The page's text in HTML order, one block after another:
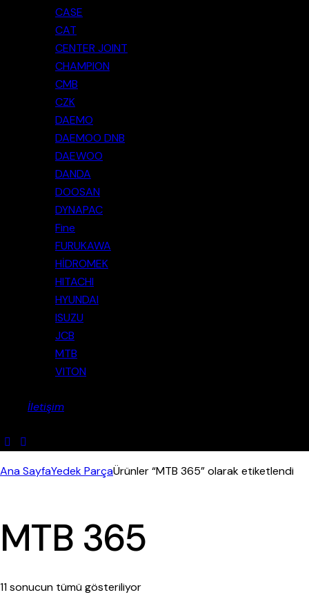
CASE
CAT
CENTER JOINT
CHAMPION
CMB
CZK
DAEMO
DAEMOO DNB
DAEWOO
DANDA
DOOSAN
DYNAPAC
Fine
FURUKAWA
HİDROMEK
HITACHI
HYUNDAI
ISUZU
JCB
MTB
VITON
İletişim
Ana SayfaYedek ParçaÜrünler “MTB 365” olarak etiketlendi
MTB 365
11 sonucun tümü gösteriliyor